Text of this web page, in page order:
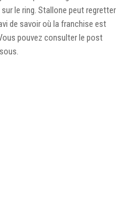
le ring. Stallone peut regretter
de savoir où la franchise est
pouvez consulter le post